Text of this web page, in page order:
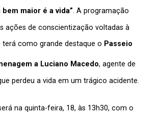
maior é a vida”. A programação
ações de conscientização voltadas à
terá como grande destaque o Passeio
a Luciano Macedo, agente de
perdeu a vida em um trágico acidente.
na quinta-feira, 18, às 13h30, com o